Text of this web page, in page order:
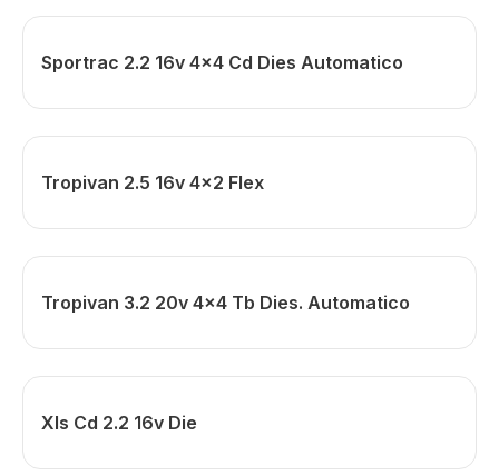
Sportrac 2.2 16v 4x4 Cd Dies Automatico
Tropivan 2.5 16v 4x2 Flex
Tropivan 3.2 20v 4x4 Tb Dies. Automatico
Xls Cd 2.2 16v Die